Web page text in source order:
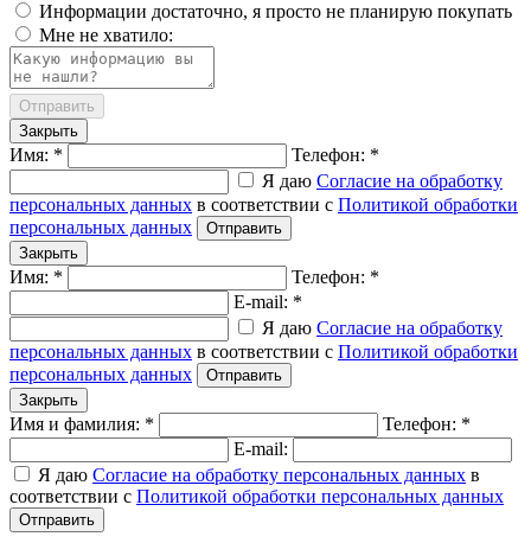
Информации достаточно, я просто не планирую покупать
Мне не хватило:
Отправить
Закрыть
Имя: *
Телефон: *
Я даю Согласие на обработку
персональных данных в соответствии с Политикой обработки
персональных данных
Отправить
Закрыть
Имя: *
Телефон: *
E-mail: *
Я даю Согласие на обработку
персональных данных в соответствии с Политикой обработки
персональных данных
Отправить
Закрыть
Имя и фамилия: *
Телефон: *
E-mail:
Я даю Согласие на обработку персональных данных в
соответствии с Политикой обработки персональных данных
Отправить